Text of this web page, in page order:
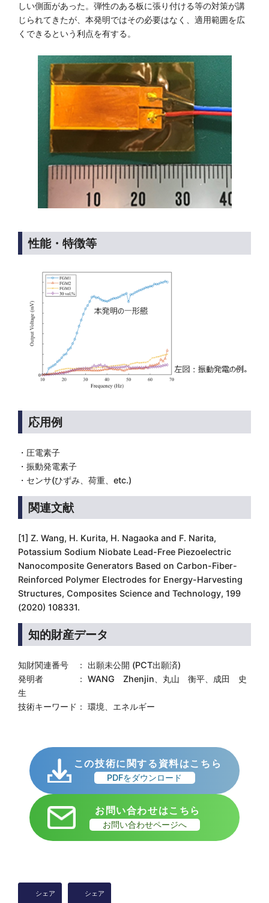
しい側面があった。弾性のある板に張り付ける等の対策が講
じられてきたが、本発明ではその必要はなく、適用範囲を広
くできるという利点を有する。
性能・特徴等
応用例
・圧電素子
・振動発電素子
・センサ(ひずみ、荷重、etc.)
関連文献
[1] Z. Wang, H. Kurita, H. Nagaoka and F. Narita,
Potassium Sodium Niobate Lead-Free Piezoelectric
Nanocomposite Generators Based on Carbon-Fiber-
Reinforced Polymer Electrodes for Energy-Harvesting
Structures, Composites Science and Technology, 199
(2020) 108331.
知的財産データ
知財関連番号 ： 出願未公開 (PCT出願済)
発明者 ： WANG Zhenjin、丸山 衡平、成田 史
生
技術キーワード： 環境、エネルギー
この技術に関する資料はこちら
PDFをダウンロード
お問い合わせはこちら
お問い合わせページへ
シェア シェア